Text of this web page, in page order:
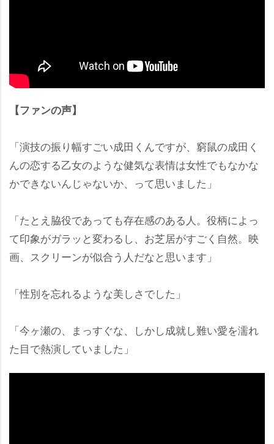
【ファンの声】
「演技の振り幅すごい成田くんですが、窮鼠の成田く
んの恋する乙女のような健気な表情は女性でもなかな
かできないんじゃないか、って思いました」
「たとえ脇役であっても存在感のある人。役柄によっ
て印象がガラッと変わるし、お芝居がすごく自然。映
画、スクリーンが似合う人だなと思います」
「性別を忘れるような美しさでした」
「今ヶ瀬の、まっすぐな、しかし成就し難い愛を濡れ
た目で熱演していました」